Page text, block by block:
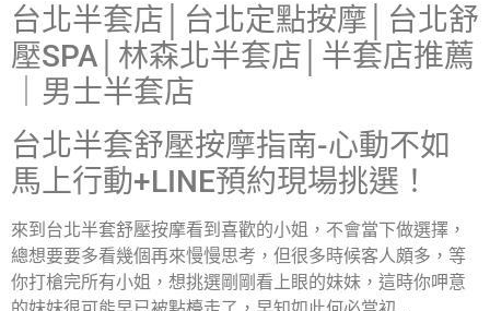
台北半套店│台北定點按摩│台北舒
壓SPA│林森北半套店│半套店推薦
｜男士半套店
台北半套舒壓按摩指南-心動不如
馬上行動+LINE預約現場挑選 ！
來到台北半套舒壓按摩看到喜歡的小姐，不會當下做選擇，
總想要要多看幾個再來慢慢思考，但很多時候客人頗多，等
你打槍完所有小姐，想挑選剛剛看上眼的妹妹，這時你呷意